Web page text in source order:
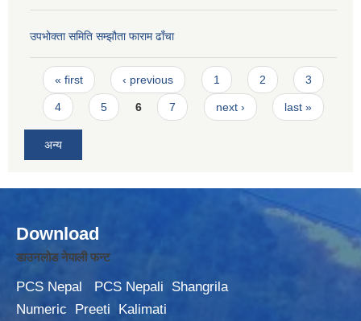
उपभोक्ता समिति सम्झौता फाराम ढाँचा
Pages
« first ‹ previous 1 2 3
4 5 6 7 next › last »
अन्य
Download
डाउनलोड नेपाली फन्ट
PCS Nepal PCS Nepali
Shangrila
Numeric
Preeti Kalimati